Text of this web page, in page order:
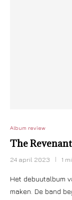
Album review
The
24 april 2023 1
Het debuutalbum
maken. De band